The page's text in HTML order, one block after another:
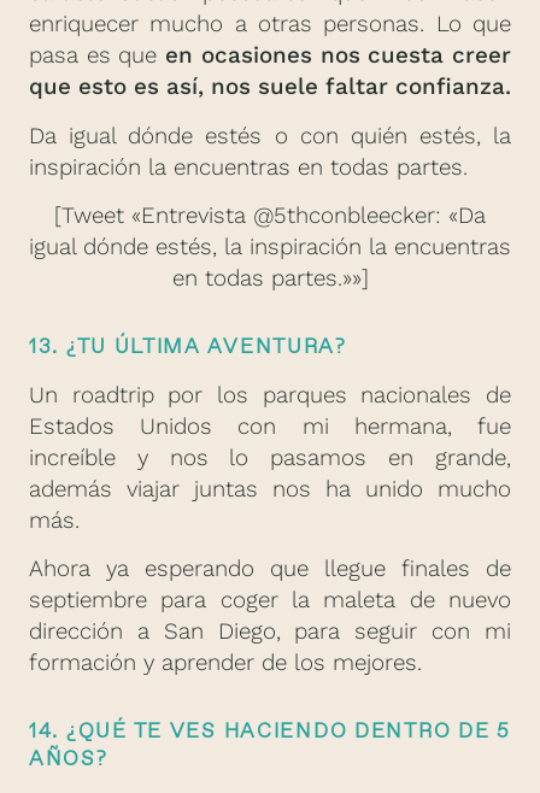
enriquecer mucho a otras personas. Lo que
pasa es que en ocasiones nos cuesta creer
que esto es así, nos suele faltar confianza.
Da igual dónde estés o con quién estés, la
inspiración la encuentras en todas partes.
[Tweet «Entrevista @5thconbleecker: «Da
igual dónde estés, la inspiración la encuentras
en todas partes.»»]
13. ¿TU ÚLTIMA AVENTURA?
Un roadtrip por los parques nacionales de
Estados Unidos con mi hermana, fue
increíble y nos lo pasamos en grande,
además viajar juntas nos ha unido mucho
más.
Ahora ya esperando que llegue finales de
septiembre para coger la maleta de nuevo
dirección a San Diego, para seguir con mi
formación y aprender de los mejores.
14. ¿QUÉ TE VES HACIENDO DENTRO DE 5
AÑOS?